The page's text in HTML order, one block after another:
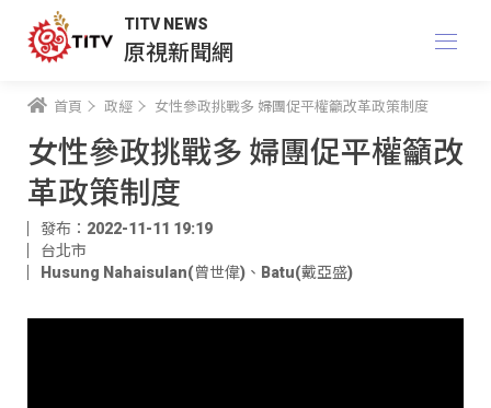
TITV NEWS
原視新聞網
首頁 政經 女性參政挑戰多 婦團促平權籲改革政策制度
女性參政挑戰多 婦團促平權籲改
革政策制度
發布：2022-11-11 19:19
台北市
Husung Nahaisulan(曾世偉) 、 Batu(戴亞盛)